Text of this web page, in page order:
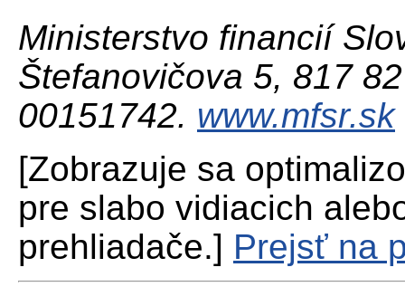
Ministerstvo financií
Štefanovičova 5, 817
00151742. www.mfsr.sk
[Zobrazuje sa
pre slabo vidiacich
prehliadače.] Prejsť na